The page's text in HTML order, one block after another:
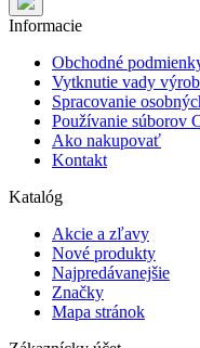
Informacie
Obchodné
Vytknutie vady
Spracovanie
Používanie súborov
Ako nakupovať
Kontakt
Katalóg
Akcie a zľavy
Nové produkty
Najpredávanejšie
Značky
Mapa stránok